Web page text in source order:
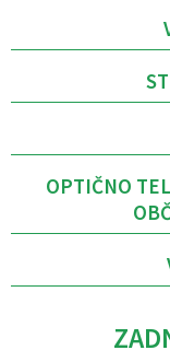
OPTIČNO